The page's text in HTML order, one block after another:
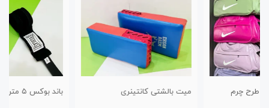
میت بالشتی کانتینری باند بوکس ۵ متری پاکستانی